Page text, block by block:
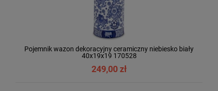
Pojemnik wazon dekoracyjny ceramiczny niebiesko biały
40x19x19 170528
249,00 zł